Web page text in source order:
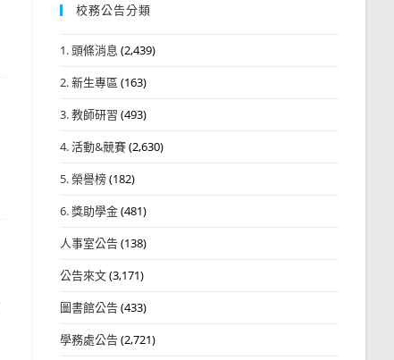
校務公告分類
1. 頭條消息 (2,439)
2. 新生專區 (163)
3. 教師研習 (493)
4. 活動&競賽(2,630)
5. 榮譽榜(182)
6. 獎助學金(481)
人事室公告(138)
公告來文(3,171)
圖書館公告(433)
學務處公告(2,721)